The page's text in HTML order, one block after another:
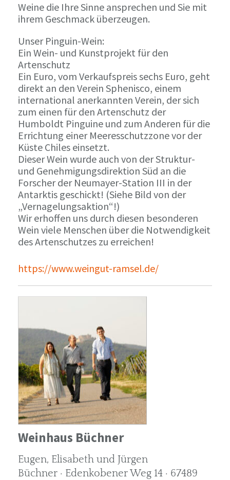
Weine die Ihre Sinne ansprechen und Sie mit
ihrem Geschmack überzeugen.
Unser Pinguin-Wein:
Ein Wein- und Kunstprojekt für den
Artenschutz
Ein Euro, vom Verkaufspreis sechs Euro, geht
direkt an den Verein Sphenisco, einem
international anerkannten Verein, der sich
zum einen für den Artenschutz der
Humboldt Pinguine und zum Anderen für die
Errichtung einer Meeresschutzzone vor der
Küste Chiles einsetzt.
Dieser Wein wurde auch von der Struktur-
und Genehmigungsdirektion Süd an die
Forscher der Neumayer-Station III in der
Antarktis geschickt! (Siehe Bild von der
„Vernagelungsaktion“!)
Wir erhoffen uns durch diesen besonderen
Wein viele Menschen über die Notwendigkeit
des Artenschutzes zu erreichen!
https://www.weingut-ramsel.de/
Weinhaus Büchner
Eugen, Elisabeth und Jürgen
Büchner · Edenkobener Weg 14 · 67489